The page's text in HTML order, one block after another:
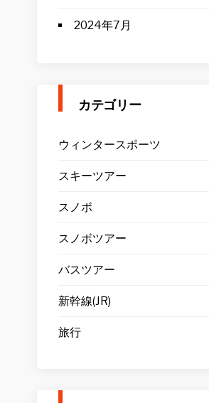
2024年7月
カテゴリー
ウィンタースポーツ
スキーツアー
スノボ
スノボツアー
バスツアー
新幹線(JR)
旅行